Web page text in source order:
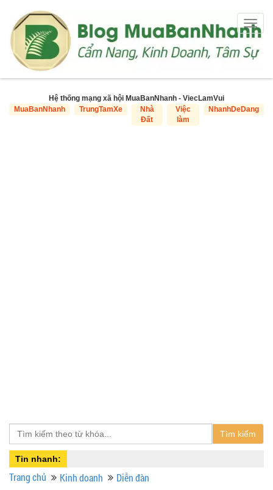
Hệ thống mạng xã hội MuaBanNhanh - ViecLamVui
MuaBanNhanh
TrungTamXe
Nhà
Đất
Việc
làm
NhanhDeDang
Tìm kiếm
Tin nhanh:
Trang chủ Kinh doanh Diễn đàn